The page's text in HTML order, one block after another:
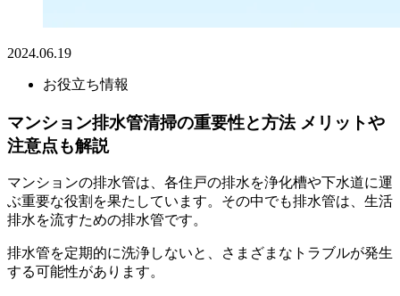
2024.06.19
お役立ち情報
マンション排水管清掃の重要性と方法 メリットや
注意点も解説
マンションの排水管は、各住戸の排水を浄化槽や下水道に運
ぶ重要な役割を果たしています。その中でも排水管は、生活
排水を流すための排水管です。
排水管を定期的に洗浄しないと、さまざまなトラブルが発生
する可能性があります。